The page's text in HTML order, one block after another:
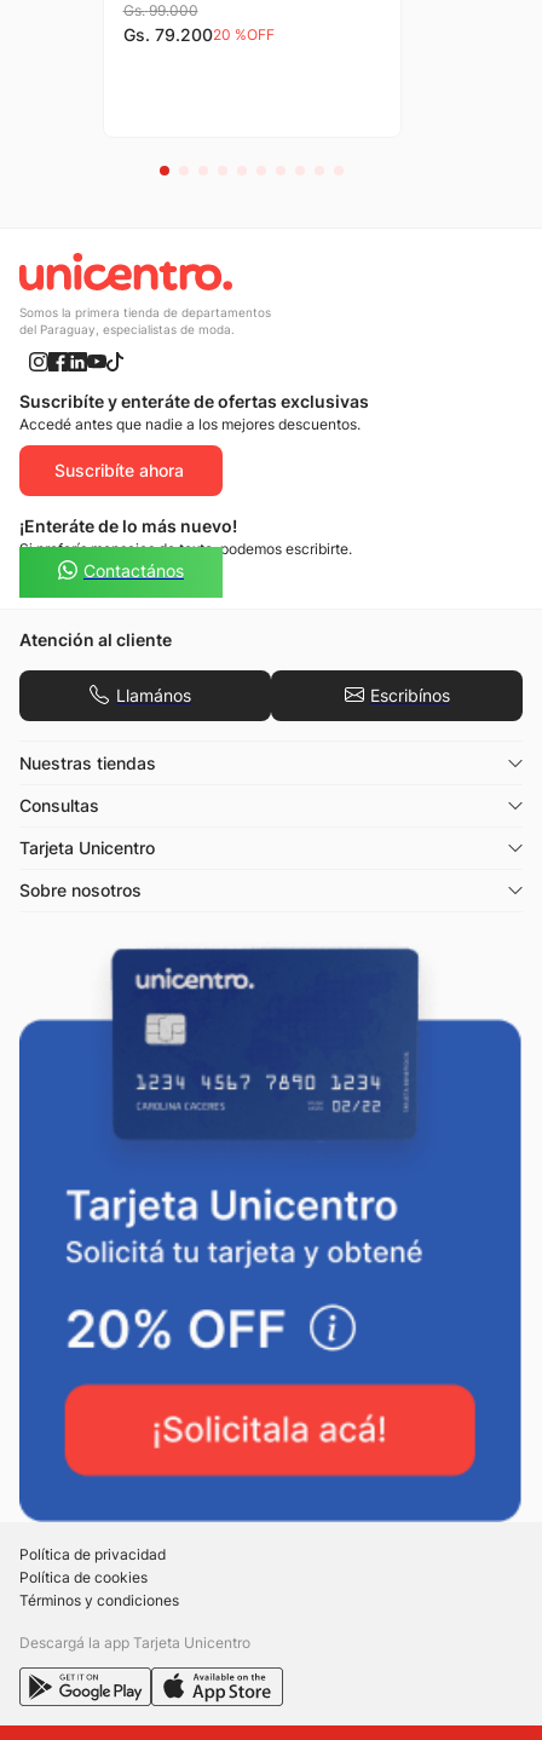
Gs. 99.000
Gs. 79.20020 %OFF
Somos la primera tienda de departamentos
del Paraguay, especialistas de moda.
Suscribíte y enteráte de ofertas exclusivas
Accedé antes que nadie a los mejores descuentos.
Suscribíte ahora
¡Enteráte de lo más nuevo!
Si preferís mensajes de texto, podemos escribirte.
Contactános
Atención al cliente
Llamános Escribínos
Nuestras tiendas
Consultas
Tarjeta Unicentro
Sobre nosotros
Política de privacidad
Política de cookies
Términos y condiciones
Descargá la app Tarjeta Unicentro